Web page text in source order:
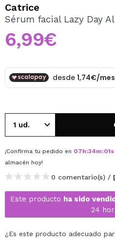
Al crear una cuenta en
tus compras rápidamente,
pedidos y consultar tus
CREAR
Catrice
Sérum facial Lazy Day
6,99€
¡Confirma tu pedido en 07h:34m:01s
almacén hoy!
0 comentario(s) /
Este producto ha sido
24
¿Es este producto adecuado